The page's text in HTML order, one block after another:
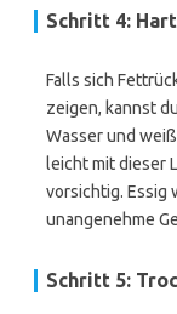
Schritt 4:
Falls sich
zeigen, kannst
Wasser und
leicht mit dieser
vorsichtig. Essig
unangenehme
Schritt 5: